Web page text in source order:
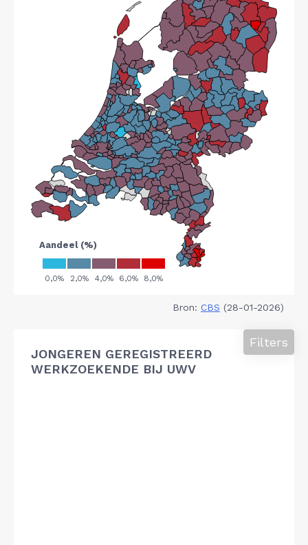
Bron: CBS (28-01-2026)
JONGEREN GEREGISTREERD
WERKZOEKENDE BIJ UWV
Filters